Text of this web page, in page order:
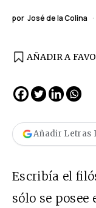
por José de la Colina
AÑADIR A
Añadir Letras
Escribía el
sólo se